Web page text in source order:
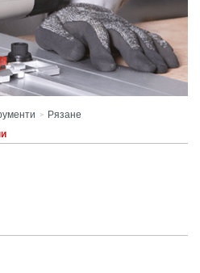
> Рязане